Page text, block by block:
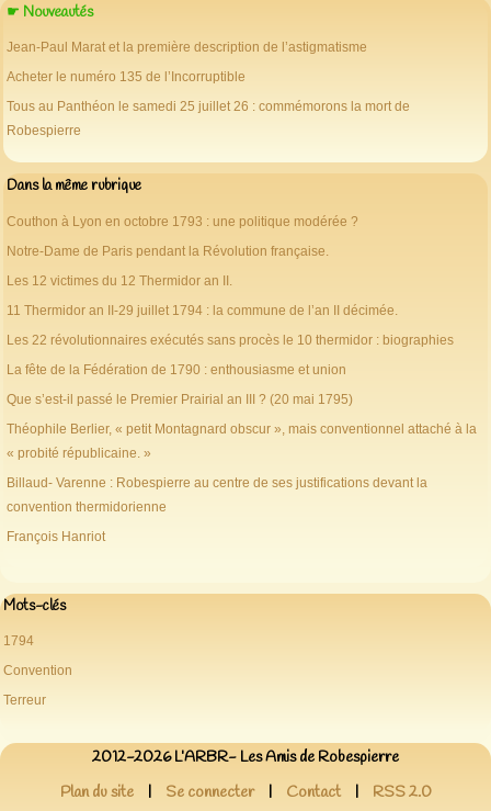
☛ Nouveautés
Jean-Paul Marat et la première description de l’astigmatisme
Acheter le numéro 135 de l’Incorruptible
Tous au Panthéon le samedi 25 juillet 26 : commémorons la mort de
Robespierre
Dans la même rubrique
Couthon à Lyon en octobre 1793 : une politique modérée ?
Notre-Dame de Paris pendant la Révolution française.
Les 12 victimes du 12 Thermidor an II.
11 Thermidor an II-29 juillet 1794 : la commune de l’an II décimée.
Les 22 révolutionnaires exécutés sans procès le 10 thermidor : biographies
La fête de la Fédération de 1790 : enthousiasme et union
Que s’est-il passé le Premier Prairial an III ? (20 mai 1795)
Théophile Berlier, « petit Montagnard obscur », mais conventionnel attaché à la
« probité républicaine. »
Billaud- Varenne : Robespierre au centre de ses justifications devant la
convention thermidorienne
François Hanriot
Mots-clés
1794
Convention
Terreur
2012-2026 L’ARBR- Les Amis de Robespierre
Plan du site
| Se connecter | Contact | RSS 2.0